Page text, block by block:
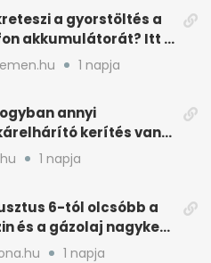
a gyorstöltés a
akkumulátorát? Itt a
1 napja
annyi
kerítés van,
körbeérné az
1 napja
6-tól olcsóbb a
és a gázolaj nagyker
1 napja